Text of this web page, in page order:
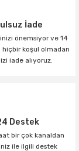
İade
önemsiyor ve 14
koşul olmadan
iade alıyoruz.
Destek
bir çok kanaldan
ile ilgili destek